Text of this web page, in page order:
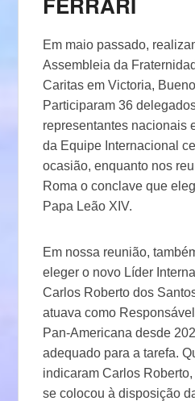
Em maio passado,
Assembleia da
Caritas em Victoria,
Participaram 36
representantes nacionais
da Equipe Internacional
ocasião, enquanto nos
Roma o conclave que
Papa Leão XIV.
Em nossa reunião,
eleger o novo Líder
Carlos Roberto dos
atuava como
Pan-Americana desde
adequado para a tarefa.
indicaram Carlos
se colocou à disposição